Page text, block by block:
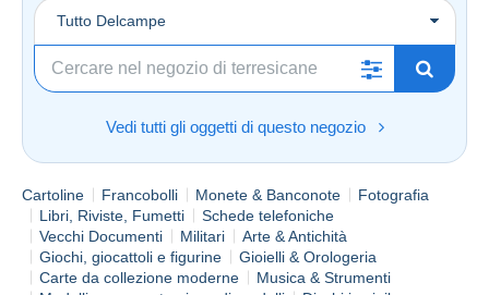
Tutto Delcampe
Vedi tutti gli oggetti di questo negozio
Cartoline Francobolli Monete & Banconote
Fotografia
Libri, Riviste, Fumetti
Schede telefoniche
Vecchi Documenti
Militari
Arte & Antichità
Giochi, giocattoli e figurine
Gioielli & Orologeria
Carte da collezione moderne
Musica & Strumenti